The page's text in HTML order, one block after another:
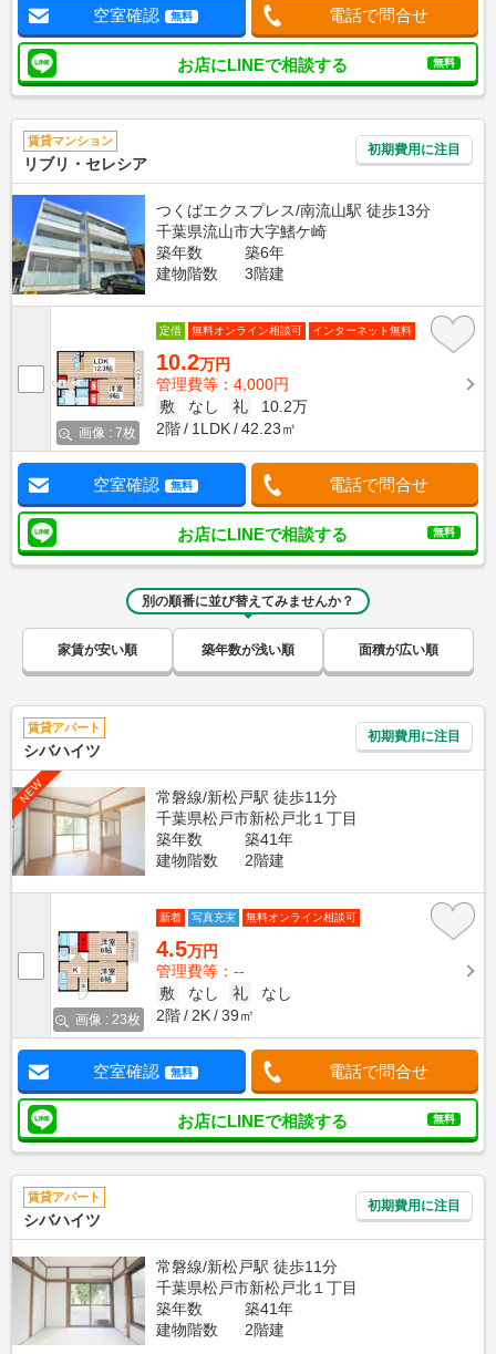
空室確認 無料 電話で問合せ
お店にLINEで相談する 無料
賃貸マンション
リブリ・セレシア
初期費用に注目
つくばエクスプレス/南流山駅 徒歩13分
千葉県流山市大字鰭ケ崎
築年数
築6年
建物階数
3階建
画像 : 7枚
定借 無料オンライン相談可 インターネット無料
10.2万円
管理費等：4,000円
敷
なし 礼
10.2万
2階
1LDK 42.23㎡
空室確認 無料 電話で問合せ
お店にLINEで相談する 無料
別の順番に並び替えてみませんか？
家賃が安い順 築年数が浅い順 面積が広い順
賃貸アパート
シバハイツ
初期費用に注目
NEW
常磐線/新松戸駅 徒歩11分
千葉県松戸市新松戸北１丁目
築年数
築41年
建物階数
2階建
画像 : 23枚
新着 写真充実 無料オンライン相談可
4.5万円
管理費等：--
敷
なし 礼
なし
2階
2K 39㎡
空室確認 無料 電話で問合せ
お店にLINEで相談する 無料
賃貸アパート
シバハイツ
初期費用に注目
常磐線/新松戸駅 徒歩11分
千葉県松戸市新松戸北１丁目
築年数
築41年
建物階数
2階建